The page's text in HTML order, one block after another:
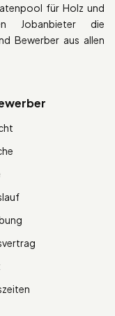
für Holz und
Jobanbieter die
Bewerber aus allen